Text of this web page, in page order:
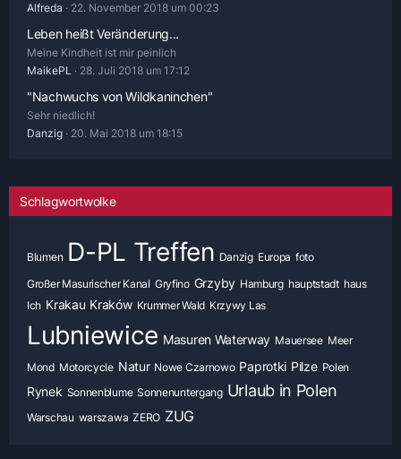
Alfreda
22. November 2018 um 00:23
Leben heißt Veränderung...
Meine Kindheit ist mir peinlich
MaikePL
28. Juli 2018 um 17:12
"Nachwuchs von Wildkaninchen"
Sehr niedlich!
Danzig
20. Mai 2018 um 18:15
Schlagwortwolke
Blumen D-PL Treffen Danzig Europa foto
Großer Masurischer Kanal Gryfino Grzyby Hamburg hauptstadt haus
Ich Krakau Kraków Krummer Wald Krzywy Las
Lubniewice Masuren Waterway Mauersee Meer
Mond Motorcycle Natur Nowe Czarnowo Paprotki Pilze Polen
Rynek Sonnenblume Sonnenuntergang Urlaub in Polen
Warschau warszawa ZERO ZUG